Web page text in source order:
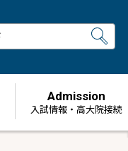
Admission
⼊試情報・高大院接続